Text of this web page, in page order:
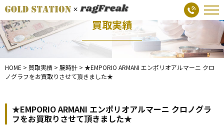
買取実績
HOME > 買取実績 > 腕時計 > ★EMPORIO ARMANI エンポリオアルマーニ クロ
ノグラフをお買取りさせて頂きました★
★EMPORIO ARMANI エンポリオアルマーニ クロノグラ
フをお買取りさせて頂きました★